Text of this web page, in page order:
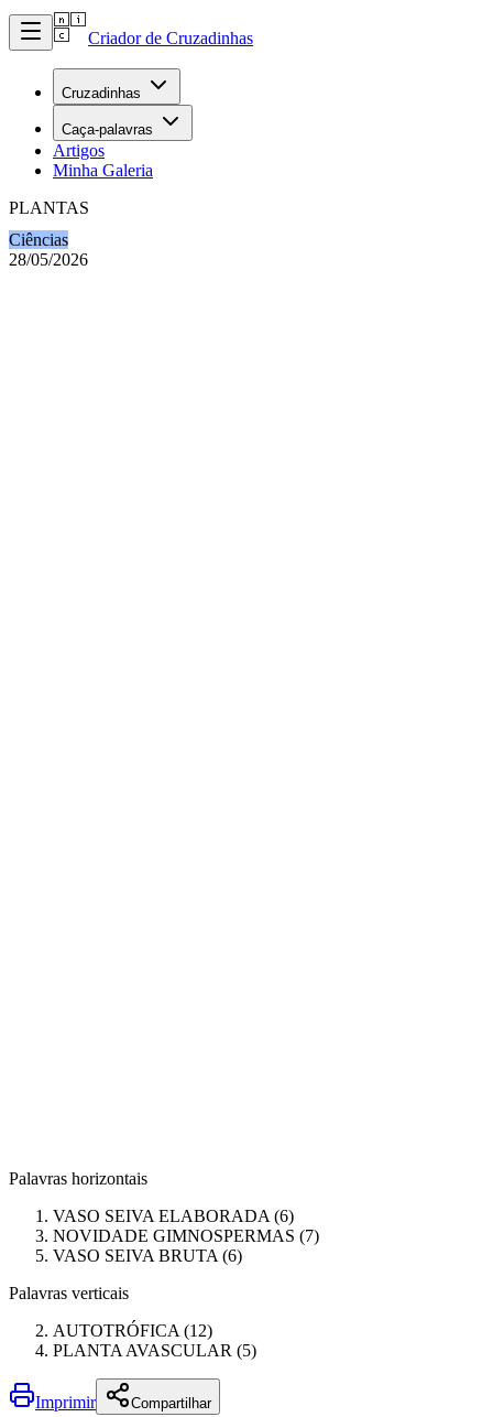
Criador de Cruzadinhas
Cruzadinhas
Caça-palavras
Artigos
Minha Galeria
PLANTAS
Ciências
28/05/2026
Palavras horizontais
VASO SEIVA ELABORADA (6)
NOVIDADE GIMNOSPERMAS (7)
VASO SEIVA BRUTA (6)
Palavras verticais
AUTOTRÓFICA (12)
PLANTA AVASCULAR (5)
Imprimir Compartilhar